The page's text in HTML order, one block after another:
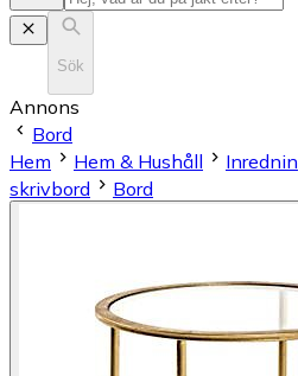
Sök
Annons
Bord
Hem
Hem & Hushåll
skrivbord
Bord